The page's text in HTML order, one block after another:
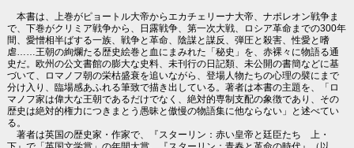
本書は、上巻がピョートル大帝からエカチェリーナ大帝、ナポレオン戦争ま
で、下巻がクリミア戦争から、日露戦争、第一次大戦、ロシア革命までの300年
間、愛憎相半ばする一族、戦争と革命、陰謀と謀反、弾圧と殺害、性愛と嗜
虐……王朝の絢爛たる歴史絵巻と血にまみれた「秘史」を、赤裸々に物語る通
史だ。欧州の公文書館の膨大な史料、未刊行の日記類、未公開の書簡などに基
づいて、ロマノフ朝の栄枯盛衰を追いながら、登場人物たちの心理の襞にまで
分け入り、臨場感あふれる筆致で描き出している。著者は本書の主題を、「ロ
マノフ家は偉大な王朝であるだけでなく、絶対的専制支配の象徴であり、その
歴史は絶対的権力につきまとう愚昧と傲慢の物語集に他ならない」と述べてい
る。
著者は英国の歴史家・作家で、『スターリン：赤い皇帝と廷臣たち 上・